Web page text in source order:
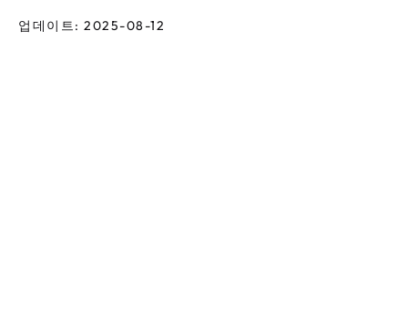
업데이트: 2025-08-12